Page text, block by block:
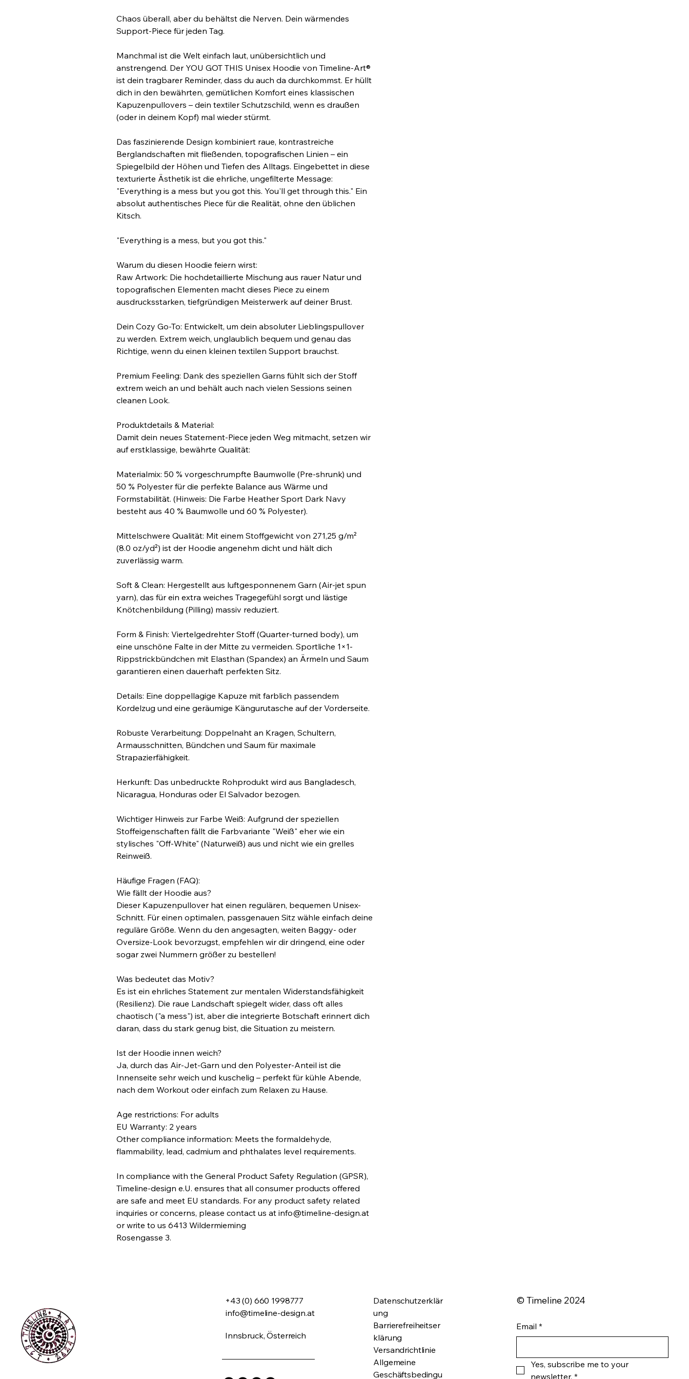
Chaos überall, aber du behältst die Nerven. Dein wärmendes
Support-Piece für jeden Tag.
Manchmal ist die Welt einfach laut, unübersichtlich und
anstrengend. Der YOU GOT THIS Unisex Hoodie von Timeline-Art®
ist dein tragbarer Reminder, dass du auch da durchkommst. Er hüllt
dich in den bewährten, gemütlichen Komfort eines klassischen
Kapuzenpullovers – dein textiler Schutzschild, wenn es draußen
(oder in deinem Kopf) mal wieder stürmt.
Das faszinierende Design kombiniert raue, kontrastreiche
Berglandschaften mit fließenden, topografischen Linien – ein
Spiegelbild der Höhen und Tiefen des Alltags. Eingebettet in diese
texturierte Ästhetik ist die ehrliche, ungefilterte Message:
"Everything is a mess but you got this. You'll get through this." Ein
absolut authentisches Piece für die Realität, ohne den üblichen
Kitsch.
"Everything is a mess, but you got this."
Warum du diesen Hoodie feiern wirst:
Raw Artwork: Die hochdetaillierte Mischung aus rauer Natur und
topografischen Elementen macht dieses Piece zu einem
ausdrucksstarken, tiefgründigen Meisterwerk auf deiner Brust.
Dein Cozy Go-To: Entwickelt, um dein absoluter Lieblingspullover
zu werden. Extrem weich, unglaublich bequem und genau das
Richtige, wenn du einen kleinen textilen Support brauchst.
Premium Feeling: Dank des speziellen Garns fühlt sich der Stoff
extrem weich an und behält auch nach vielen Sessions seinen
cleanen Look.
Produktdetails & Material:
Damit dein neues Statement-Piece jeden Weg mitmacht, setzen wir
auf erstklassige, bewährte Qualität:
Materialmix: 50 % vorgeschrumpfte Baumwolle (Pre-shrunk) und
50 % Polyester für die perfekte Balance aus Wärme und
Formstabilität. (Hinweis: Die Farbe Heather Sport Dark Navy
besteht aus 40 % Baumwolle und 60 % Polyester).
Mittelschwere Qualität: Mit einem Stoffgewicht von 271,25 g/m²
(8.0 oz/yd²) ist der Hoodie angenehm dicht und hält dich
zuverlässig warm.
Soft & Clean: Hergestellt aus luftgesponnenem Garn (Air-jet spun
yarn), das für ein extra weiches Tragegefühl sorgt und lästige
Knötchenbildung (Pilling) massiv reduziert.
Form & Finish: Viertelgedrehter Stoff (Quarter-turned body), um
eine unschöne Falte in der Mitte zu vermeiden. Sportliche 1×1-
Rippstrickbündchen mit Elasthan (Spandex) an Ärmeln und Saum
garantieren einen dauerhaft perfekten Sitz.
Details: Eine doppellagige Kapuze mit farblich passendem
Kordelzug und eine geräumige Kängurutasche auf der Vorderseite.
Robuste Verarbeitung: Doppelnaht an Kragen, Schultern,
Armausschnitten, Bündchen und Saum für maximale
Strapazierfähigkeit.
Herkunft: Das unbedruckte Rohprodukt wird aus Bangladesch,
Nicaragua, Honduras oder El Salvador bezogen.
Wichtiger Hinweis zur Farbe Weiß: Aufgrund der speziellen
Stoffeigenschaften fällt die Farbvariante "Weiß" eher wie ein
stylisches "Off-White" (Naturweiß) aus und nicht wie ein grelles
Reinweiß.
Häufige Fragen (FAQ):
Wie fällt der Hoodie aus?
Dieser Kapuzenpullover hat einen regulären, bequemen Unisex-
Schnitt. Für einen optimalen, passgenauen Sitz wähle einfach deine
reguläre Größe. Wenn du den angesagten, weiten Baggy- oder
Oversize-Look bevorzugst, empfehlen wir dir dringend, eine oder
sogar zwei Nummern größer zu bestellen!
Was bedeutet das Motiv?
Es ist ein ehrliches Statement zur mentalen Widerstandsfähigkeit
(Resilienz). Die raue Landschaft spiegelt wider, dass oft alles
chaotisch ("a mess") ist, aber die integrierte Botschaft erinnert dich
daran, dass du stark genug bist, die Situation zu meistern.
Ist der Hoodie innen weich?
Ja, durch das Air-Jet-Garn und den Polyester-Anteil ist die
Innenseite sehr weich und kuschelig – perfekt für kühle Abende,
nach dem Workout oder einfach zum Relaxen zu Hause.
Age restrictions: For adults
EU Warranty: 2 years
Other compliance information: Meets the formaldehyde,
flammability, lead, cadmium and phthalates level requirements.
Timeline-design e.U. ensures that all consumer products offered
are safe and meet EU standards. For any product safety related
inquiries or concerns, please contact us at info@timeline-design.at
or write to us 6413 Wildermieming
Rosengasse 3.
+43 (0) 660 1998777
info@timeline-design.at
Innsbruck, Österreich
Datenschutzerklär
ung
Barrierefreiheitser
klärung
Versandrichtlinie
Allgemeine
Geschäftsbedingu
© Timeline 2024
Email *
Yes, subscribe me to your
newsletter. *